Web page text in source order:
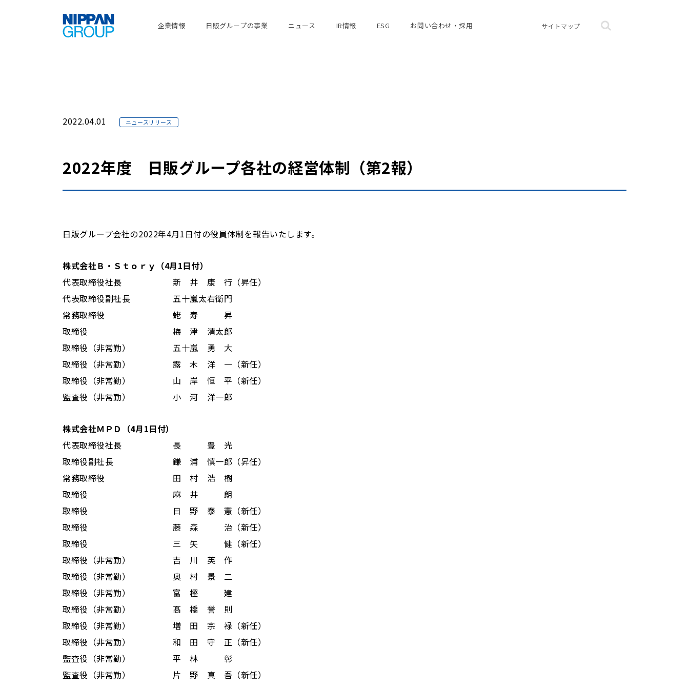
企業情報 日販グループの事業 ニュース IR情報 ESG お問い合わせ・採用 サイトマップ
2022.04.01 ニュースリリース
2022年度 日販グループ各社の経営体制（第2報）
日販グループ会社の2022年4月1日付の役員体制を報告いたします。
株式会社Ｂ・Ｓｔｏｒｙ（4月1日付）
代表取締役社長 新 井 康 行（昇任）
代表取締役副社長 五十嵐太右衛門
常務取締役 蛯 寿 昇
取締役 梅 津 清太郎
取締役（非常勤） 五十嵐 勇 大
取締役（非常勤） 露 木 洋 一（新任）
取締役（非常勤） 山 岸 恒 平（新任）
監査役（非常勤） 小 河 洋一郎
株式会社ＭＰＤ（4月1日付）
代表取締役社長 長 豊 光
取締役副社長 鎌 浦 慎一郎（昇任）
常務取締役 田 村 浩 樹
取締役 麻 井 朗
取締役 日 野 泰 憲（新任）
取締役 藤 森 治（新任）
取締役 三 矢 健（新任）
取締役（非常勤） 吉 川 英 作
取締役（非常勤） 奥 村 景 二
取締役（非常勤） 富 樫 建
取締役（非常勤） 髙 橋 誉 則
取締役（非常勤） 増 田 宗 禄（新任）
取締役（非常勤） 和 田 守 正（新任）
監査役（非常勤） 平 林 彰
監査役（非常勤） 片 野 真 吾（新任）